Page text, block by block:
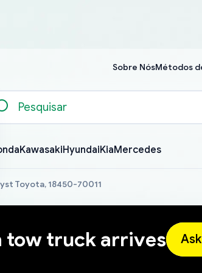
Sobre NósMétodos
KawasakiHyundaiKiaMercedes
Toyota, 18450-70011
tow truck arrives